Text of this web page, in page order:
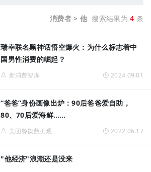
消费者 > 他 搜索结果为4 条
瑞幸联名黑神话悟空爆火：为什么标志着中
国男性消费的崛起？
新消费智库 2024.09.01
“爸爸”身份画像出炉：90后爸爸爱自助，
80、70后爱海鲜……
美团餐饮数据观 2022.06.17
"他经济"浪潮还是没来